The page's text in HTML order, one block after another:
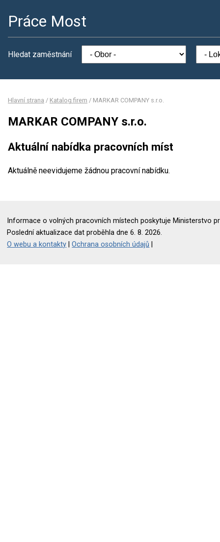
Práce Most
Hledat zaměstnání
Hlavní strana / Katalog firem / MARKAR COMPANY s.r.o.
MARKAR COMPANY s.r.o.
Aktuální nabídka pracovních míst
Aktuálně neevidujeme žádnou pracovní nabídku.
Informace o volných pracovních místech poskytuje Ministerstvo
Poslední aktualizace dat proběhla dne 6. 8. 2026.
O webu a kontakty |Ochrana osobních údajů